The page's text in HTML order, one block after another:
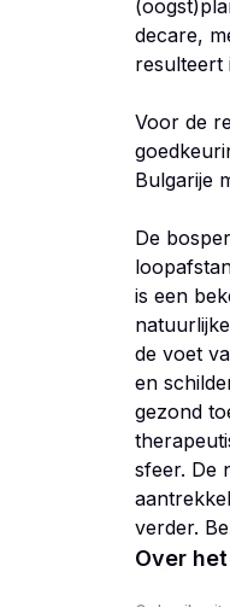
decare,
resulteert
Voor de
Bulgarije
De
is een
de voet
en
gezond
sfeer. De
verder.
Over